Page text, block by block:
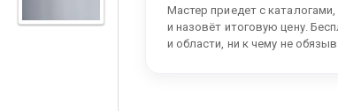
Мастер приедет с
и назовёт итоговую цену.
и области, ни к чему не